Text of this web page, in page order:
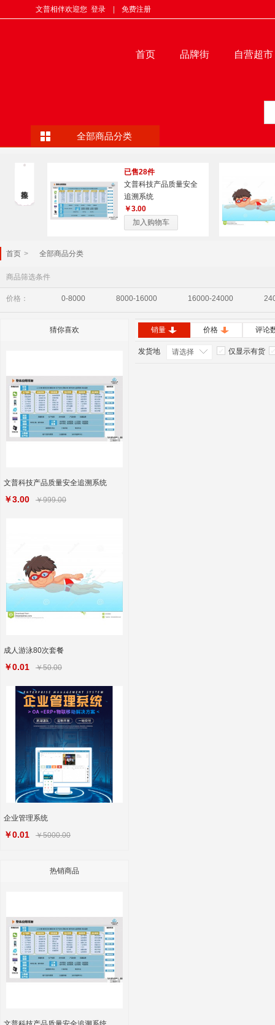
文普相伴欢迎您 登录 免费注册
首页 品牌街 自营超市
全部商品分类
已售28件
文普科技产品质量安全
追溯系统
￥3.00
加入购物车
首页 > 全部商品分类
商品筛选条件
价格： 0-8000 8000-16000 16000-24000
猜你喜欢
文普科技产品质量安全追溯系统
￥3.00 ￥999.00
成人游泳80次套餐
￥0.01 ￥50.00
企业管理系统
￥0.01 ￥5000.00
热销商品
销量 价格 评论
发货地 请选择 仅显示有货